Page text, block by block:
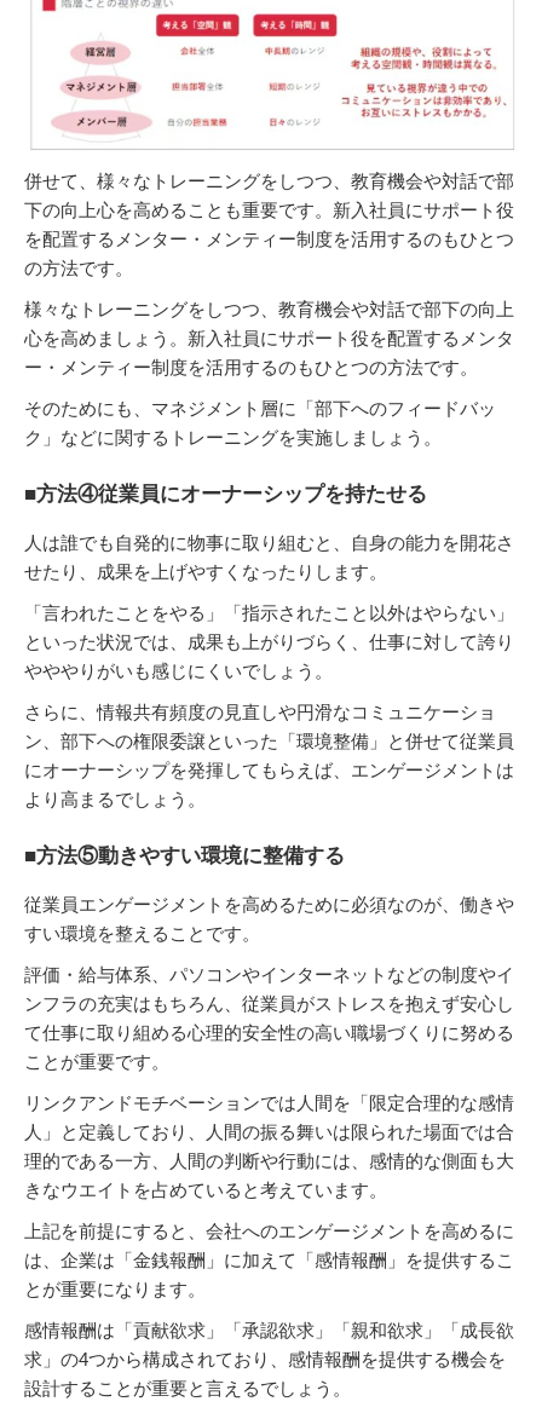
併せて、様々なトレーニングをしつつ、教育機会や対話で部
下の向上心を高めることも重要です。新入社員にサポート役
を配置するメンター・メンティー制度を活用するのもひとつ
の方法です。
様々なトレーニングをしつつ、教育機会や対話で部下の向上
心を高めましょう。新入社員にサポート役を配置するメンタ
ー・メンティー制度を活用するのもひとつの方法です。
そのためにも、マネジメント層に「部下へのフィードバッ
ク」などに関するトレーニングを実施しましょう。
■方法④従業員にオーナーシップを持たせる
人は誰でも自発的に物事に取り組むと、自身の能力を開花さ
せたり、成果を上げやすくなったりします。
「言われたことをやる」「指示されたこと以外はやらない」
といった状況では、成果も上がりづらく、仕事に対して誇り
やややりがいも感じにくいでしょう。
さらに、情報共有頻度の見直しや円滑なコミュニケーショ
ン、部下への権限委譲といった「環境整備」と併せて従業員
にオーナーシップを発揮してもらえば、エンゲージメントは
より高まるでしょう。
■方法⑤動きやすい環境に整備する
従業員エンゲージメントを高めるために必須なのが、働きや
すい環境を整えることです。
評価・給与体系、パソコンやインターネットなどの制度やイ
ンフラの充実はもちろん、従業員がストレスを抱えず安心し
て仕事に取り組める心理的安全性の高い職場づくりに努める
ことが重要です。
リンクアンドモチベーションでは人間を「限定合理的な感情
人」と定義しており、⼈間の振る舞いは限られた場⾯では合
理的である一方、⼈間の判断や⾏動には、感情的な側⾯も大
きなウエイトを占めていると考えています。
上記を前提にすると、会社へのエンゲージメントを高めるに
は、企業は「⾦銭報酬」に加えて「感情報酬」を提供するこ
とが重要になります。
感情報酬は「貢献欲求」「承認欲求」「親和欲求」「成長欲
求」の4つから構成されており、感情報酬を提供する機会を
設計することが重要と言えるでしょう。